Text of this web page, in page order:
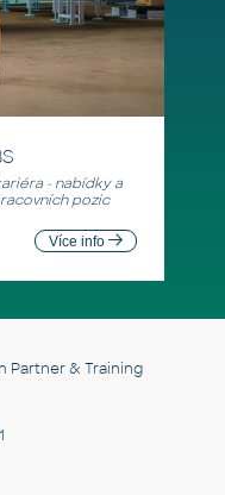
- nabídky a
pozic
Více info
Partner & Training